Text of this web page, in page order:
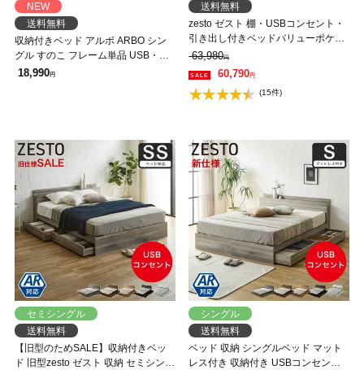
NEW
送料無料
収納付きベッド アルボ ARBO シン
グル すのこ フレーム単品 USB・コ
ンセント フレーム 引き出し付
18,990円
送料無料
zesto ゼスト 棚・USBコンセント・
引き出し付きベッドバリューポケッ
トコイルマットレス付 キング USB
ポート コンセント キング【AR】【z
有料組立】
63,980円
60,790円
(15件)
セミシングル
送料無料
【旧型のためSALE】収納付きベッ
ド 旧型zesto ゼスト 収納 セミシング
シングル
送料無料
ベッド 収納 シングルベッド マット
レス付き 収納付き USBコンセント